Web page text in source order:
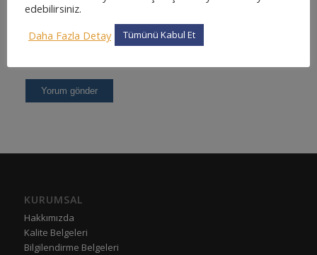
KURUMSAL
Hakkımızda
Kalite Belgeleri
Bilgilendirme Belgeleri
edebilirsiniz.
Daha Fazla Detay
Tümünü Kabul Et